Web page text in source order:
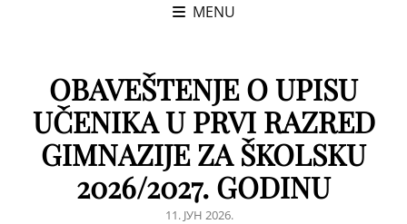
MENU
OBAVEŠTENJE O UPISU
UČENIKA U PRVI RAZRED
GIMNAZIJE ZA ŠKOLSKU
2026/2027. GODINU
POSTED
11. ЈУН 2026.